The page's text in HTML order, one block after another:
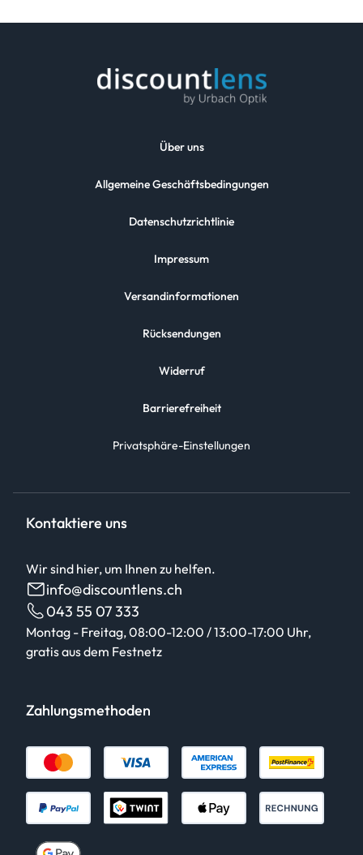
Über uns
Allgemeine Geschäftsbedingungen
Datenschutzrichtlinie
Impressum
Versandinformationen
Rücksendungen
Widerruf
Barrierefreiheit
Privatsphäre-Einstellungen
Kontaktiere uns
Wir sind hier, um Ihnen zu helfen.
info@discountlens.ch
043 55 07 333
Montag - Freitag, 08:00-12:00 / 13:00-17:00 Uhr,
gratis aus dem Festnetz
Zahlungsmethoden